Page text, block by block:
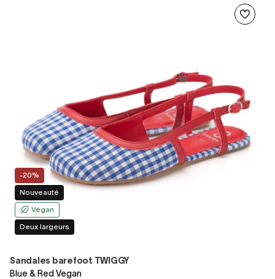
-20%
Nouveauté
Végan
Deux largeurs
Sandales barefoot TWIGGY
Blue & Red Vegan